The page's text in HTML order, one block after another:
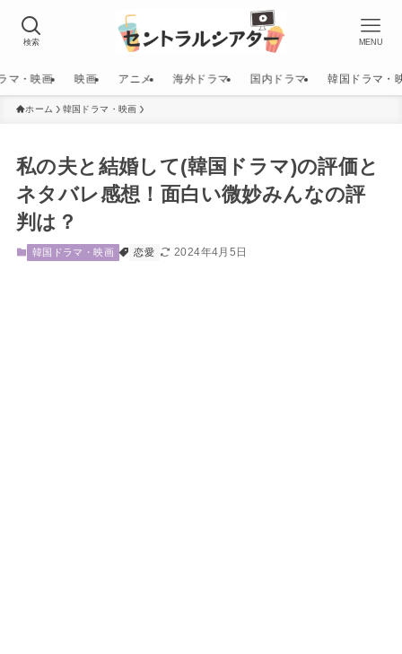
検索 MENU
マ・映画 映画 アニメ 海外ドラマ 国内ドラマ 韓国ドラマ・
ホーム 韓国ドラマ・映画
私の夫と結婚して(韓国ドラマ)の評価と
ネタバレ感想！面白い微妙みんなの評
判は？
韓国ドラマ・映画 恋愛 2024年4月5日